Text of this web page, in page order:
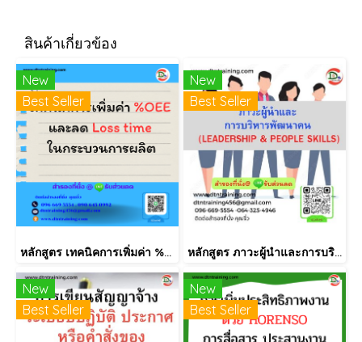
สินค้าเกี่ยวข้อง
New
Best Seller
หลักสูตร เทคนิคการเพิ่มค่า %OEE และลด Loss time ในกระบวนการผลิต
New
Best Seller
หลักสูตร ภาวะผู้นำและการบริหารพัฒนาคน (LEADERSHIP & PEOPLE SKILLS)
New
Best Seller
New
Best Seller